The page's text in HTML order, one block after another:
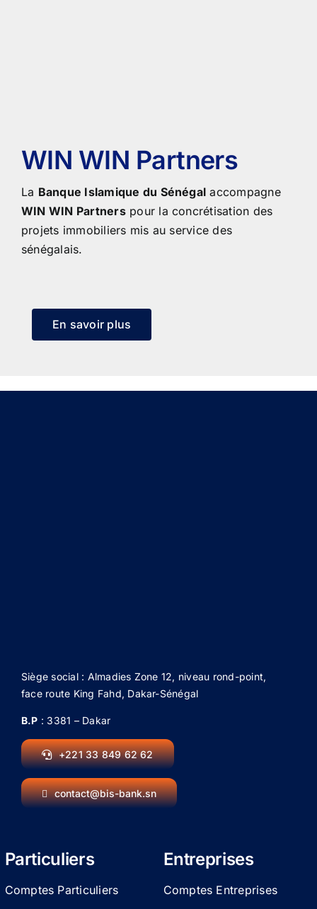
WIN WIN Partners
La Banque Islamique du Sénégal accompagne
WIN WIN Partnerspour la concrétisation des
projets immobiliers mis au service des
sénégalais.
En savoir plus
Siège social : Almadies Zone 12, niveau rond-point,
face route King Fahd, Dakar-Sénégal
B.P : 3381 – Dakar
+221 33 849 62 62
contact@bis-bank.sn
Particuliers
Comptes Particuliers
Entreprises
Comptes Entreprises